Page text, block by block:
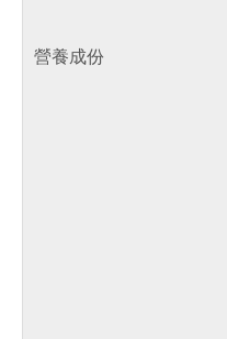
營養成份